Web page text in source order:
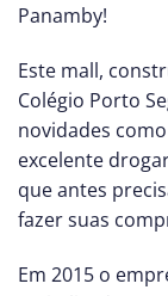
Panamby!
Este mall,
Colégio Porto
novidades
excelente
que antes
fazer suas
Em 2015 o